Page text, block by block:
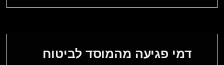
דמי פגיעה מהמוסד לביטוח